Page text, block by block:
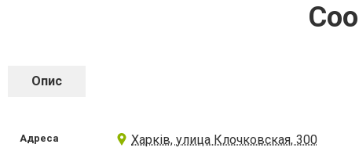
Опис
Адреса Харків, улица Клочковская, 300